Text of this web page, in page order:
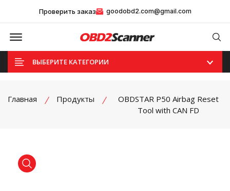
Проверить заказ goodobd2.com@gmail.com
Offcanvas Menu Open
ВЫБЕРИТЕ КАТЕГОРИИ
Главная Продукты
OBDSTAR P50 Airbag Reset
Tool with CAN FD
product view